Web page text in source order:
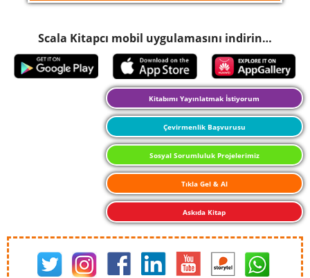
Scala Kitapcı mobil uygulamasını indirin…
Kitabımı Yayınlatmak İstiyorum
Çevirmenlik Başvurusu
Sosyal Sorumluluk Projelerimiz
Tıkla Gel & Al
Askıda Kitap